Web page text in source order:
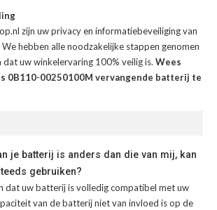
zijn uw privacy en informatiebeveiliging van
hebben alle noodzakelijke stappen genomen
uw winkelervaring 100% veilig is. Wees
0B110-00250100M vervangende batterij te
je batterij is anders dan die van mij, kan
gebruiken?
dat uw batterij is volledig compatibel met uw
van de batterij niet van invloed is op de